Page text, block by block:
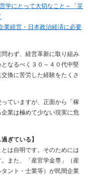
学にとって大切なこと～「災
業経営・日本政治経済に必要
わず、経営革新に取り組み
なるべく３０～４０代中堅
換に苦労した経験をたくさ
ていますが、正面から「稼
業は極めて少ない現実に危
ぎている】
は自明です。そのためには
また、「産官学金専」（産
ント・士業等）が民間企業